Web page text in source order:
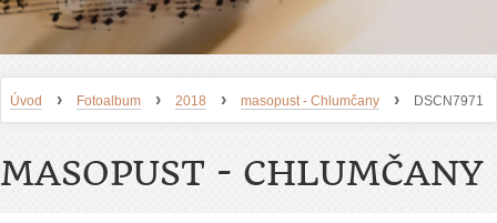
Úvod › Fotoalbum › 2018 › masopust - Chlumčany › DSCN7971
MASOPUST - CHLUMČANY